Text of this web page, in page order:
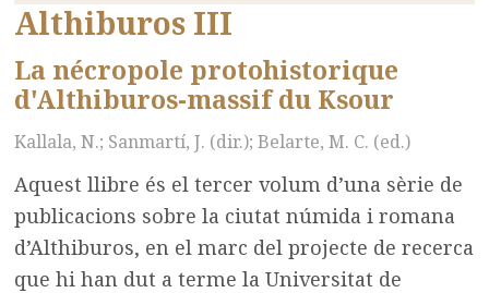
Althiburos III
La nécropole protohistorique
d'Althiburos-massif du Ksour
Kallala, N.; Sanmartí, J. (dir.); Belarte, M. C. (ed.)
Aquest llibre és el tercer volum d’una sèrie de
publicacions sobre la ciutat númida i romana
d’Althiburos, en el marc del projecte de recerca
que hi han dut a terme la Universitat de